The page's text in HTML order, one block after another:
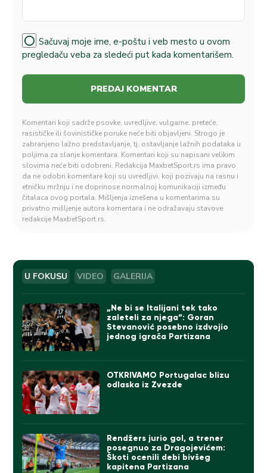
Sačuvaj moje ime, e-poštu i veb mesto u ovom
pregledaču veba za sledeći put kada komentarišem.
Komentari koji sadrže psovke, uvredljive, vulgarne, preteće,
rasističke ili šovinističke poruke neće biti objavljeni. Strogo je
zabranjeno lažno predstavljanje, tj. ostavljanje lažnih podataka u
poljima za slanje komentara. Komentari koji su napisani velikim
slovima neće biti odobreni. Redakcija MaxbetSport.rs ima pravo
da ne odobri komentare koji su uvredljivi, koji pozivaju na rasnu i
etničku mržnju i ne doprinose normalnoj komunikaciji između
čitalaca ovog portala. Mišljenja iznešena u komentarima su
privatno mišljenje autora komentara i ne odražavaju stavove
redakcije MaxbetSport.rs.
U FOKUSU VIDEO GALERIJA
„Ne bi se Italijani tek tako
zaleteli za njega“: Goran
Stevanović posebno izdvojio
jednog igrača Partizana
OTKRIVAMO Portugalac blizu
odlaska iz Zvezde
Rendžers jurio gol, a trener
posegnuo za Dragojevićem:
Škoti ocenili debi bivšeg
kapitena Partizana